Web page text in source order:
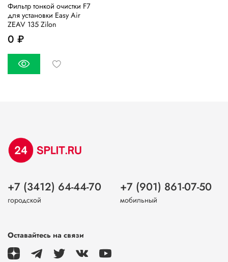
Фильтр тонкой очистки F7
для установки Easy Air
ZEAV 135 Zilon
0 ₽
+7 (3412) 64-44-70
городской
+7 (901) 861-07-50
мобильный
Оставайтесь на связи